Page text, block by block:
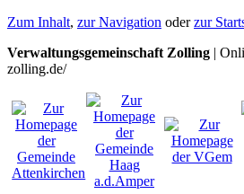
Zum Inhalt, zur Navigation oderzur
Verwaltungsgemeinschaft Zolling |
zolling.de/